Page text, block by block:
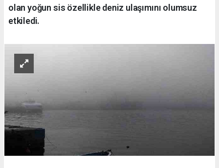
olan yoğun sis özellikle deniz ulaşımını olumsuz
etkiledi.